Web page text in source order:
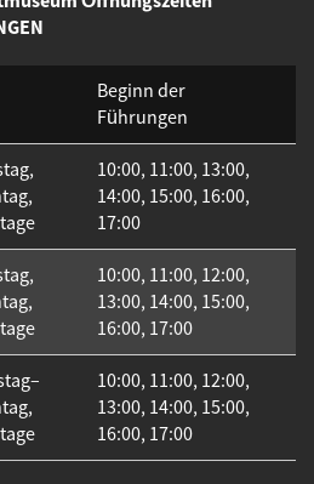
Beginn der
Führungen
10:00, 11:00, 13:00,
14:00, 15:00, 16:00,
17:00
10:00, 11:00, 12:00,
13:00, 14:00, 15:00,
16:00, 17:00
10:00, 11:00, 12:00,
13:00, 14:00, 15:00,
16:00, 17:00